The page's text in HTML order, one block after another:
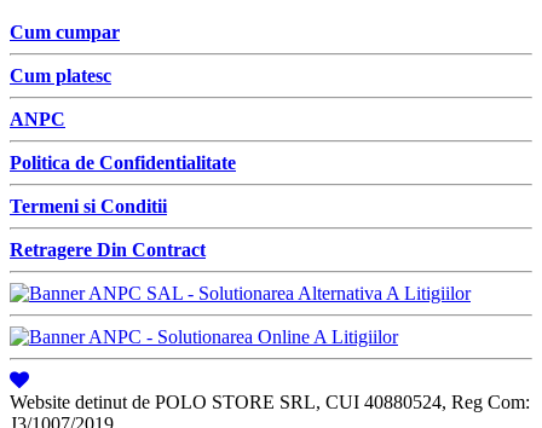
Cum cumpar
Cum platesc
ANPC
Politica de Confidentialitate
Termeni si Conditii
Retragere Din Contract
Website detinut de POLO STORE SRL, CUI 40880524, Reg Com:
J3/1007/2019